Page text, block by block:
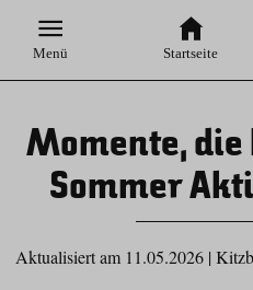
Menü Startseite
Momente,
Sommer
Aktualisiert am 11.05.2026 |